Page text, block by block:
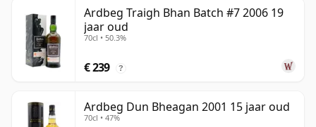
Ardbeg Traigh Bhan Batch #7 2006 19
jaar oud
70cl • 50.3%
€ 239 ?
Ardbeg Dun Bheagan 2001 15 jaar oud
70cl • 47%